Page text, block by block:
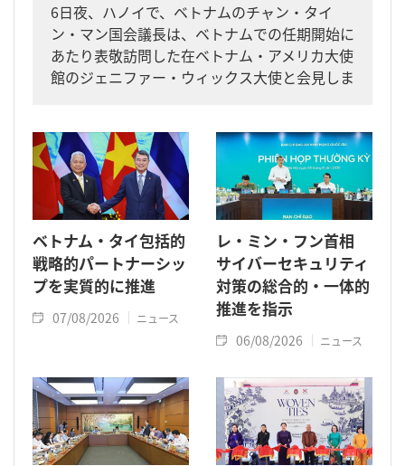
6日夜、ハノイで、ベトナムのチャン・タイ
ン・マン国会議長は、ベトナムでの任期開始に
あたり表敬訪問した在ベトナム・アメリカ大使
館のジェニファー・ウィックス大使と会見しま
ベトナム・タイ包括的
戦略的パートナーシッ
プを実質的に推進
07/08/2026 ニュース
レ・ミン・フン首相
サイバーセキュリティ
対策の総合的・一体的
推進を指示
06/08/2026 ニュース